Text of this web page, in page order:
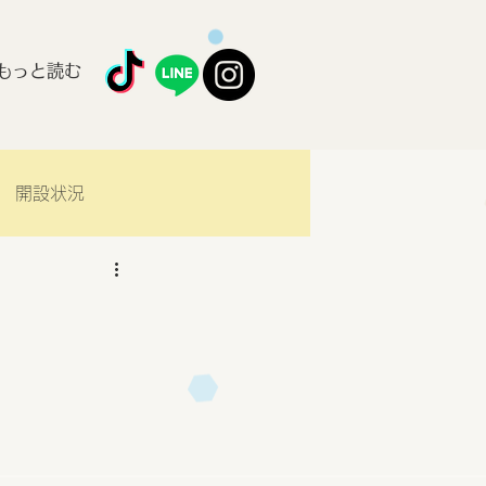
っと読む
開設状況